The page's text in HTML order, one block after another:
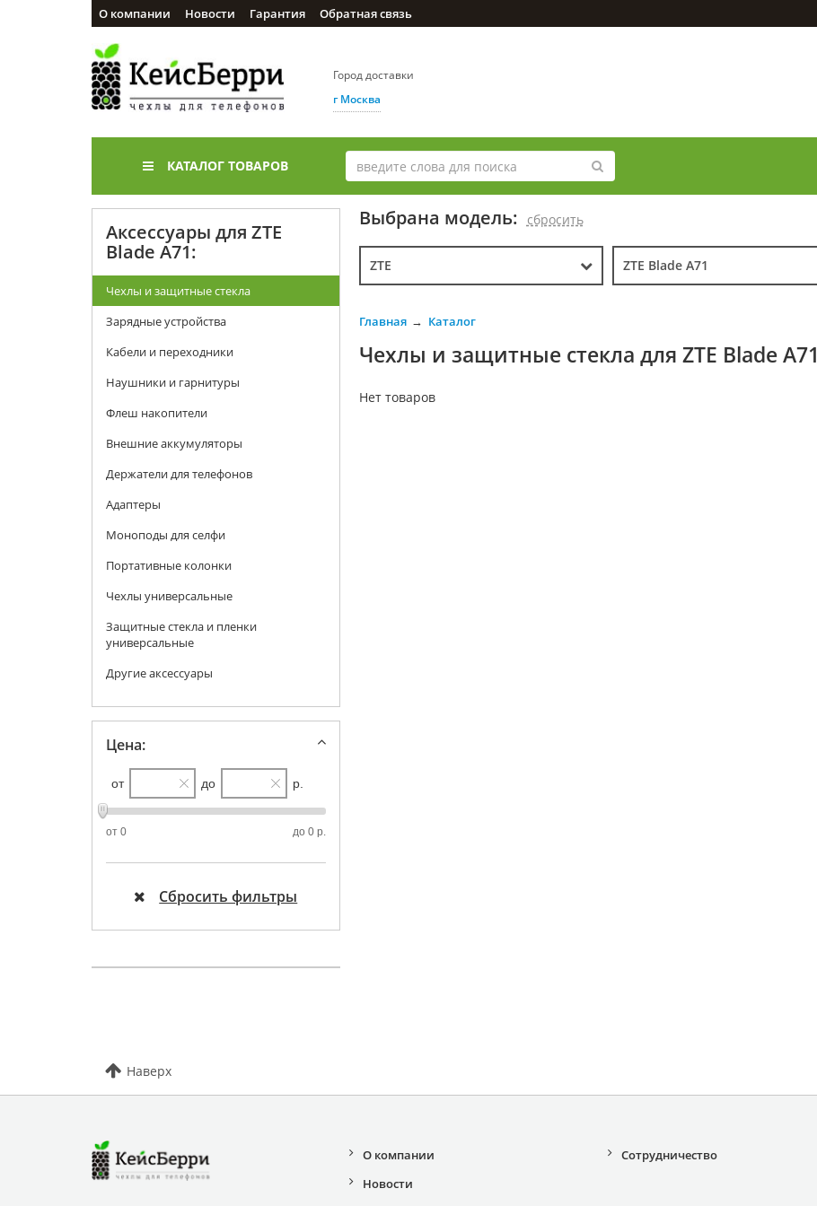
О компании Новости Гарантия Обратная связь
Город доставки
г Москва
КАТАЛОГ ТОВАРОВ
Аксессуары для ZTE
Blade A71:
Чехлы и защитные стекла
Зарядные устройства
Кабели и переходники
Наушники и гарнитуры
Флеш накопители
Внешние аккумуляторы
Держатели для телефонов
Адаптеры
Моноподы для селфи
Портативные колонки
Чехлы универсальные
Защитные стекла и пленки
универсальные
Другие аксессуары
Цена:
от до р.
от 0 до 0 р.
Сбросить фильтры
Выбрана модель: cбросить
ZTE ZTE Blade A71
Главная Каталог
Чехлы и защитные стекла для ZTE Blade A71
Нет товаров
Наверх
О компании
Новости
Сотрудничество